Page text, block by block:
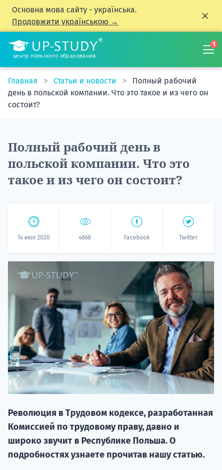
Основна мова сайту - українська.
Продовжити українською →
центр польского образования
1
Главная Статьи и новости
Полный рабочий
день в польской компании. Что это такое и из чего он
состоит?
Полный рабочий день в
польской компании. Что это
такое и из чего он состоит?
14 июл 2020 4668 Facebook Twitter
Революция в Трудовом кодексе, разработанная
Комиссией по трудовому праву, давно и
широко звучит в Республике Польша. О
подробностях узнаете прочитав нашу статью.
20.09